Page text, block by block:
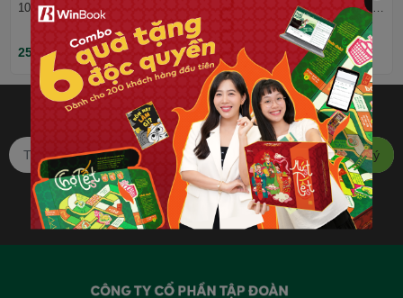
10 (2 tập) - Dùng cho mọi bộ
SGK - Tự học hiệu quả |
WinBook - Sách ôn Tết
250.000₫
10 - Dùng cho mọi bộ SGK - Tự
học hiệu quả | WinBook - Sách
ôn Tết
125.000₫
Bạn muốn nhận khuyến mãi
đặc biệt? Đăng ký ngay.
Đăng ký